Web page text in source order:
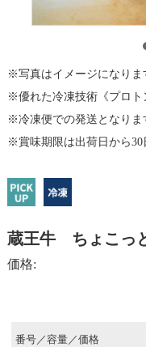
写真はイメージになりま
優れた冷凍技術《プロト
冷凍便での発送となりま
賞味期限は出荷日から30
蔵王牛 ちょこっ
価格:
番号／容量／価格